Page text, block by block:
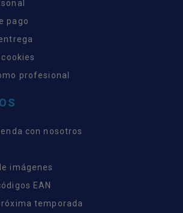
pago
profesional
con nosotros
imágenes
EAN
temporada